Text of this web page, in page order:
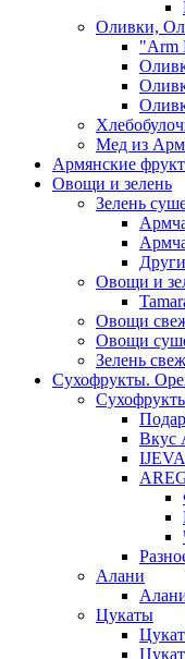
Оливки,
"Arm
Мед из
Армянские
Овощи и зелень
Зелень
Овощи и
Овощи
Овощи
Зелень
Сухофрукты.
Вкус
Алани
Цукаты